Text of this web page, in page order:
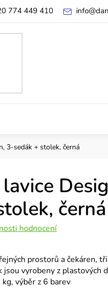
info@
774 449 410
3-sedák + stolek, černá
černá
hodnocení
prostorů a čekáren,
jsou vyrobeny z plastových
výběr z 6 barev